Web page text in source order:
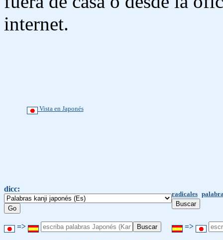
internet.
Vista en Japonés
dicc:
radicales
=> =>